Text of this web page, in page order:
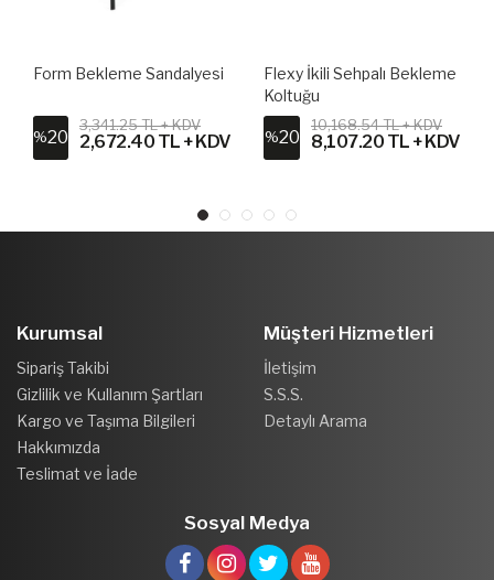
Form Bekleme Sandalyesi
%20
3,341.25 TL + KDV
2,672.40 TL + KDV
Flexy İkili Sehpalı Bekleme
Koltuğu
%20
10,168.54 TL + KDV
8,107.20 TL + KDV
Kurumsal
Sipariş Takibi
Gizlilik ve Kullanım Şartları
Kargo ve Taşıma Bilgileri
Hakkımızda
Teslimat ve İade
Müşteri Hizmetleri
İletişim
S.S.S.
Detaylı Arama
Sosyal Medya